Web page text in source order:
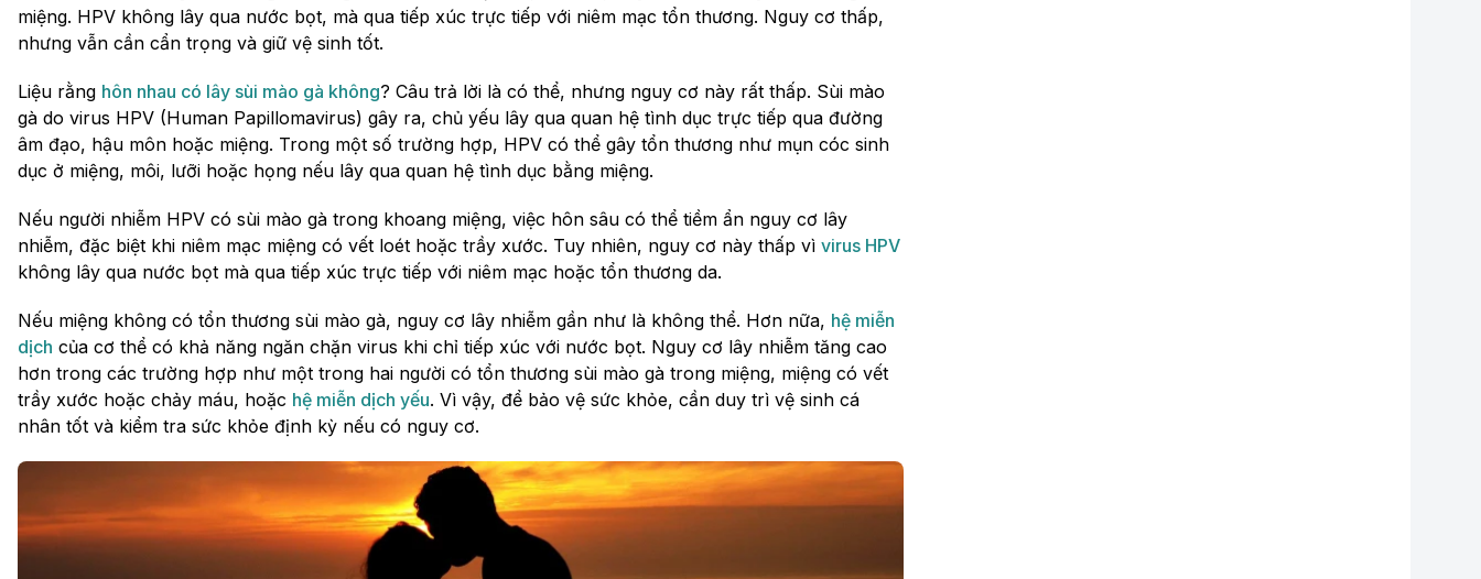
miệng. HPV không lây qua nước bọt, mà qua tiếp xúc trực tiếp với niêm mạc tổn thương. Nguy cơ thấp,
nhưng vẫn cần cẩn trọng và giữ vệ sinh tốt.
Liệu rằng hôn nhau có lây sùi mào gà không? Câu trả lời là có thể, nhưng nguy cơ này rất thấp. Sùi mào
gà do virus HPV (Human Papillomavirus) gây ra, chủ yếu lây qua quan hệ tình dục trực tiếp qua đường
âm đạo, hậu môn hoặc miệng. Trong một số trường hợp, HPV có thể gây tổn thương như mụn cóc sinh
dục ở miệng, môi, lưỡi hoặc họng nếu lây qua quan hệ tình dục bằng miệng.
Nếu người nhiễm HPV có sùi mào gà trong khoang miệng, việc hôn sâu có thể tiềm ẩn nguy cơ lây
nhiễm, đặc biệt khi niêm mạc miệng có vết loét hoặc trầy xước. Tuy nhiên, nguy cơ này thấp vì virus HPV
không lây qua nước bọt mà qua tiếp xúc trực tiếp với niêm mạc hoặc tổn thương da.
Nếu miệng không có tổn thương sùi mào gà, nguy cơ lây nhiễm gần như là không thể. Hơn nữa, hệ miễn
dịch của cơ thể có khả năng ngăn chặn virus khi chỉ tiếp xúc với nước bọt. Nguy cơ lây nhiễm tăng cao
hơn trong các trường hợp như một trong hai người có tổn thương sùi mào gà trong miệng, miệng có vết
trầy xước hoặc chảy máu, hoặc hệ miễn dịch yếu. Vì vậy, để bảo vệ sức khỏe, cần duy trì vệ sinh cá
nhân tốt và kiểm tra sức khỏe định kỳ nếu có nguy cơ.